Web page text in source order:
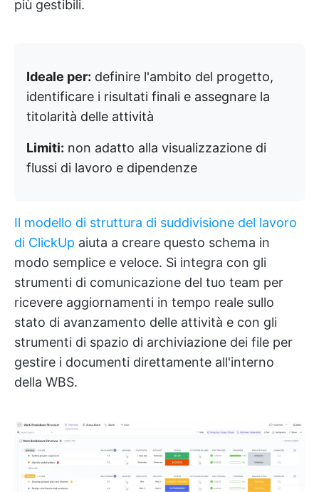
più gestibili.
Ideale per: definire l'ambito del progetto,
identificare i risultati finali e assegnare la
titolarità delle attività
Limiti: non adatto alla visualizzazione di
flussi di lavoro e dipendenze
Il modello di struttura di suddivisione del lavoro
di ClickUp aiuta a creare questo schema in
modo semplice e veloce. Si integra con gli
strumenti di comunicazione del tuo team per
ricevere aggiornamenti in tempo reale sullo
stato di avanzamento delle attività e con gli
strumenti di spazio di archiviazione dei file per
gestire i documenti direttamente all'interno
della WBS.